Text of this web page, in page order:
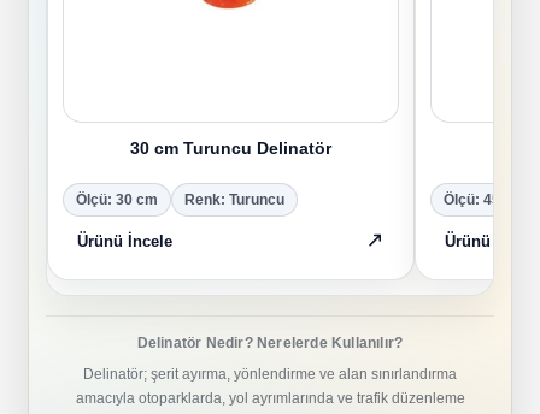
30 cm Turuncu Delinatör
Ölçü: 30 cm Renk: Turuncu
Ürünü İncele
Ölçü: 45 cm
Ürünü İncele
Delinatör Nedir? Nerelerde Kullanılır?
Delinatör; şerit ayırma, yönlendirme ve alan sınırlandırma
amacıyla otoparklarda, yol ayrımlarında ve trafik düzenleme